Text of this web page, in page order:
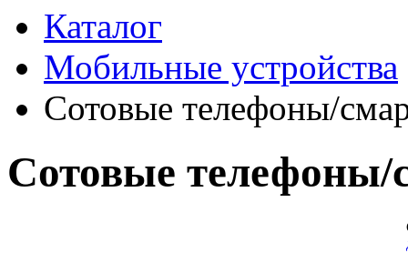
Каталог
Мобильные устройства
Сотовые телефоны/
Сотовые